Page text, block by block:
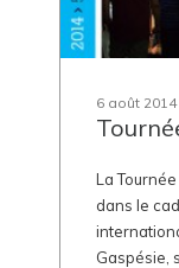
6 août 2014
La
dans le
Gaspésie,